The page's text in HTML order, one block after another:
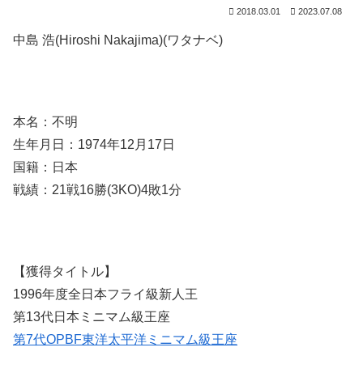
2018.03.01 2023.07.08
中島 浩(Hiroshi Nakajima)(ワタナベ)
本名：不明
生年月日：1974年12月17日
国籍：日本
戦績：21戦16勝(3KO)4敗1分
【獲得タイトル】
1996年度全日本フライ級新人王
第13代日本ミニマム級王座
第7代OPBF東洋太平洋ミニマム級王座